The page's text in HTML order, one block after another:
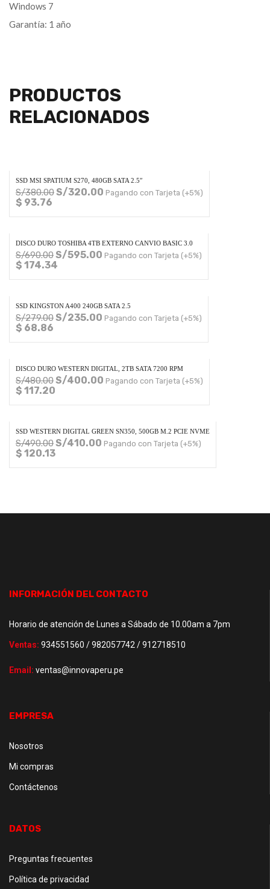
Windows 7
Garantía: 1 año
PRODUCTOS
RELACIONADOS
SSD MSI SPATIUM S270, 480GB SATA 2.5″
S/380.00S/320.00 Pagando con Tarjeta (+5%)
$ 93.76
DISCO DURO TOSHIBA 4TB EXTERNO CANVIO BASIC 3.0
S/690.00S/595.00 Pagando con Tarjeta (+5%)
$ 174.34
SSD KINGSTON A400 240GB SATA 2.5
S/279.00S/235.00 Pagando con Tarjeta (+5%)
$ 68.86
DISCO DURO WESTERN DIGITAL, 2TB SATA 7200 RPM
S/480.00S/400.00 Pagando con Tarjeta (+5%)
$ 117.20
SSD WESTERN DIGITAL GREEN SN350, 500GB M.2 PCIE NVME
S/490.00S/410.00 Pagando con Tarjeta (+5%)
$ 120.13
INFORMACIÓN DEL CONTACTO
Horario de atención de Lunes a Sábado de 10.00am a 7pm
Ventas: 934551560 / 982057742 / 912718510
Email: ventas@innovaperu.pe
EMPRESA
Nosotros
Mi compras
Contáctenos
DATOS
Preguntas frecuentes
Política de privacidad